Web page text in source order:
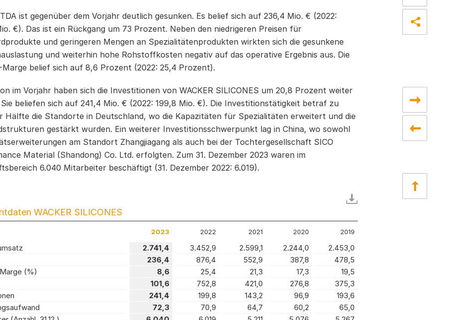
ist gegenüber dem Vorjahr deutlich gesunken. Es belief sich auf 236,4 Mio. € (2022:
€). Das ist ein Rückgang um 73 Prozent. Neben den niedrigeren Preisen für
und geringeren Mengen an Spezialitätenprodukten wirkten sich die gesunkene
und weiterhin hohe Rohstoffkosten negativ auf das operative Ergebnis aus. Die
Marge belief sich auf 8,6 Prozent (2022: 25,4 Prozent).
im Vorjahr haben sich die Investitionen von WACKER SILICONES um 20,8 Prozent weiter
beliefen sich auf 241,4 Mio. € (2022: 199,8 Mio. €). Die Investitionstätigkeit betraf zu
Hälfte die Standorte in Deutschland, wo die Kapazitäten für Spezialitäten erweitert und die
gestärkt wurden. Ein weiterer Investitionsschwerpunkt lag in China, wo sowohl
am Standort Zhangjiagang als auch bei der Tochtergesellschaft SICO
Material (Shandong) Co. Ltd. erfolgten. Zum 31. Dezember 2023 waren im
6.040 Mitarbeiter beschäftigt (31. Dezember 2022: 6.019).
WACKER SILICONES
2023 2022 2021 2020 2019
2.741,4 3.452,9 2.599,1 2.244,0
2.453,0
236,4 876,4 552,9 387,8
478,5
(%)
8,6 25,4 21,3 17,3
19,5
101,6 752,8 421,0 276,8
375,3
241,4 199,8 143,2 96,9
193,6
72,3 70,9 64,7 60,2
65,0